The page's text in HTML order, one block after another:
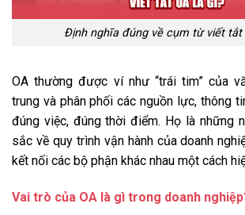
Định nghĩa đúng về cụm từ viết tắt
OA thường được ví như “trái tim” của
trung và phân phối các nguồn lực, thông
đúng việc, đúng thời điểm. Họ là những
sắc về quy trình vận hành của doanh
kết nối các bộ phận khác nhau một cách
Vai trò của OA là gì trong doanh